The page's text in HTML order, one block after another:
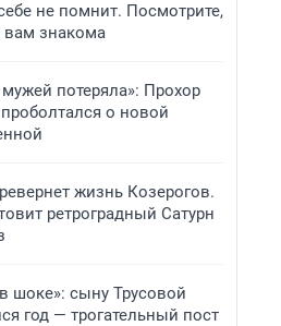
не помнит. Посмотрите,
вам знакома
потеряла»: Прохор
о новой
жизнь Козерогов.
ретроградный Сатурн
шоке»: сыну Трусовой
год — трогательный пост